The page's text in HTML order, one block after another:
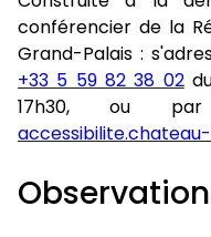
conférencier de la
Grand-Palais :
+33 5 59 82 38 02
17h30, ou